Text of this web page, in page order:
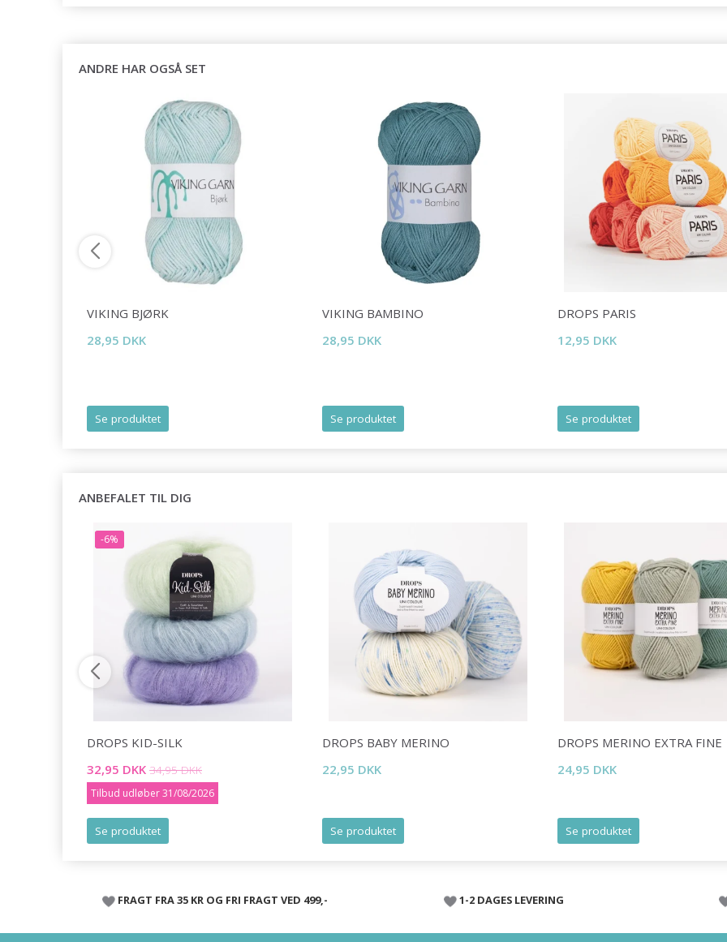
ANDRE HAR OGSÅ SET
VIKING BJØRK
28,95 DKK
Se produktet
VIKING BAMBINO
28,95 DKK
Se produktet
DROPS PARIS
12,95 DKK
Se produktet
ANBEFALET TIL DIG
-6%
DROPS KID-SILK
32,95 DKK 34,95 DKK
Tilbud udløber 31/08/2026
Se produktet
DROPS BABY MERINO
22,95 DKK
Se produktet
DROPS MERINO EXTRA FINE
24,95 DKK
Se produktet
FRAGT FRA 35 KR OG FRI FRAGT VED 499,- 1-2 DAGES LEVERING
Spar op til 50%
Bliv en del af vores garn-fællesskab
og få eksklusiv adgang til inspirerende
strikkeopskrifter og særlige tilbud!
Ja tak